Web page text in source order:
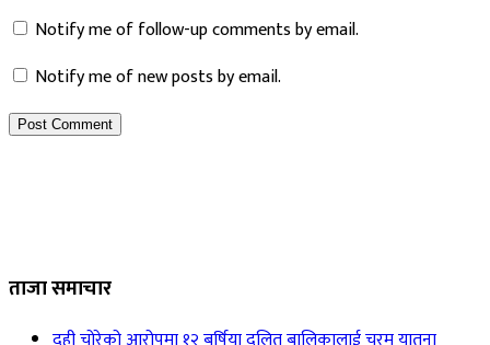
Notify me of follow-up comments by email.
Notify me of new posts by email.
ताजा समाचार